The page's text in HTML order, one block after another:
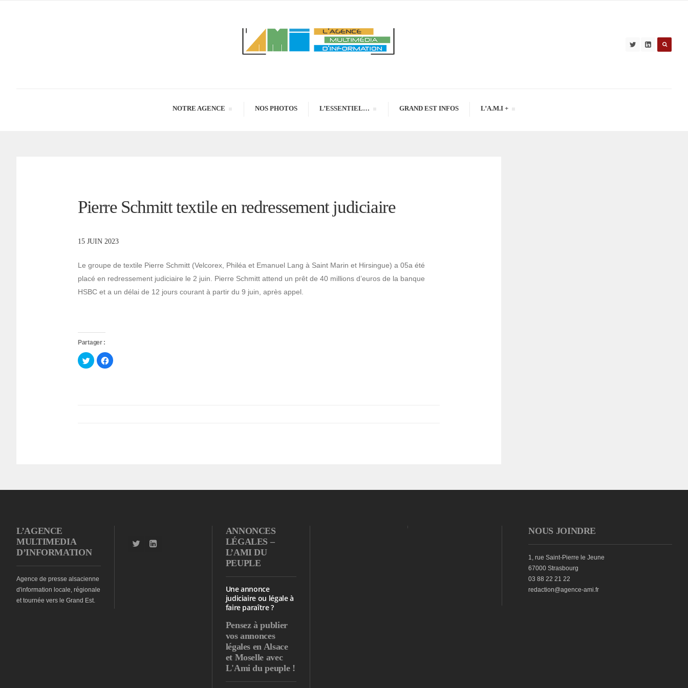
NOTRE AGENCE NOS PHOTOS L’ESSENTIEL… GRAND EST INFOS L’A.M.I +
Pierre Schmitt textile en redressement judiciaire
15 JUIN 2023
Le groupe de textile Pierre Schmitt (Velcorex, Philéa et Emanuel Lang à Saint Marin et Hirsingue) a 05a été
placé en redressement judiciaire le 2 juin. Pierre Schmitt attend un prêt de 40 millions d’euros de la banque
HSBC et a un délai de 12 jours courant à partir du 9 juin, après appel.
Partager :
Cliquez
pour
partager
Cliquez
pour
L’AGENCE
MULTIMEDIA
D’INFORMATION
Agence de presse alsacienne
d'information locale, régionale
et tournée vers le Grand Est.
ANNONCES
LÉGALES –
L’AMI DU
PEUPLE
Une annonce
judiciaire ou légale à
faire paraître ?
Pensez à publier
vos annonces
légales en Alsace
et Moselle avec
L'Ami du peuple !
NOUS JOINDRE
1, rue Saint-Pierre le Jeune
67000 Strasbourg
03 88 22 21 22
redaction@agence-ami.fr